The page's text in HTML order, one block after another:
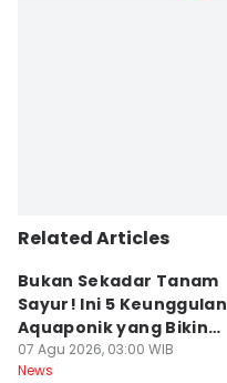
Related Articles
Bukan Sekadar Tanam
Sayur! Ini 5 Keunggulan
Aquaponik yang Bikin
Takjub
07 Agu 2026, 03:00 WIB
News